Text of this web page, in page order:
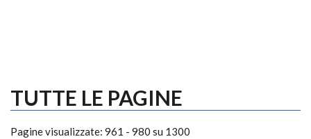
TUTTE LE PAGINE
Pagine visualizzate: 961 - 980 su 1300